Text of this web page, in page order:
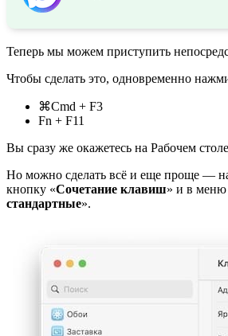
Теперь мы можем приступить
Чтобы сделать это, одновременно
⌘Cmd + F3
Fn + F11
Вы сразу же окажетесь на Рабочем
Но можно сделать всё и еще проще —
кнопку «Сочетание клавиш» и в меню
стандартные».